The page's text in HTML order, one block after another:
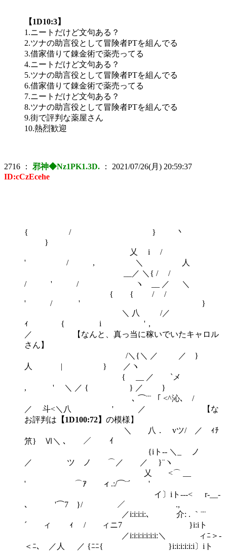
【1D10:3】
1.ニートだけど文句ある？
2.ツナの助言役として冒険者PTを組んでる
3.借家借りて錬金術で薬売ってる
4.ニートだけど文句ある？
5.ツナの助言役として冒険者PTを組んでる
6.借家借りて錬金術で薬売ってる
7.ニートだけど文句ある？
8.ツナの助言役として冒険者PTを組んでる
9.街で評判な薬屋さん
10.熱烈歓迎
2716 ： 邪神◆Nz1PK1.3D. ： 2021/07/26(月) 20:59:37
ID:cCzEcehe
{ / } 丶
}
乂 i /
' / , ＼ 人
__／ ＼{ / /
/ ' / ヽ __ ／ ＼
{ { / /
' / ' }
＼ 八 /／
ｨ { i '，
／ 【なんと、真っ当に稼いでいたキャロル
さん】
/＼{＼ ／ ／ }
人 | } ／ヽ
{ __ ／ `メ
, ' ＼ ／ { } ／ }
､ ⌒¨¨ 「 <^沁､ /
／ 斗<＼八 ' ／ 【な
お評判は 【1D100:72】 の模様】
＼ 八． vツ/ ／ ｨﾁ
笊} Ⅵ＼ ､ ／ ｲ
{iト-- ＼_ ノ
／ ゞツ ノ ⌒／ ／ }¨ヽ
乂 <⌒ __
' ⌒ｱ ィ.:/⌒¨´ '
イ〕iト---< r‐__-
､ '⌒7 }/ ／ .,
／i:i:i:i:､ 介: . ｀¨¨
´ ィ ｨ / ィニ7 }i:iト
／i:i:i:i:i:i:i:＼ ィﾆ＞-
＜ﾆ､ ／人 ／ {ﾆﾆ{ }i:i:i:i:i:i〕iト